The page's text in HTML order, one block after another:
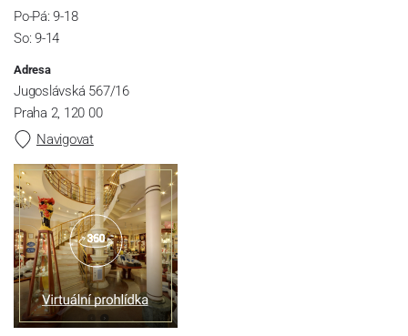
Po-Pá: 9-18
So: 9-14
Adresa
Jugoslávská 567/16
Praha 2, 120 00
Navigovat